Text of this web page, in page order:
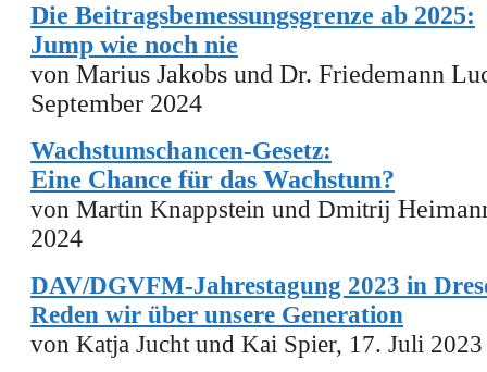
Die Beitragsbemessungsgrenze ab 2025:
Jump wie noch nie
von Marius Jakobs und Dr. Friedemann
September 2024
Wachstumschancen-Gesetz:
Eine Chance für das Wachstum?
von Martin Knappstein und Dmitrij
2024
DAV/DGVFM-Jahrestagung 2023 in
Reden wir über unsere Generation
von Katja Jucht und Kai Spier, 17. Juli 2023